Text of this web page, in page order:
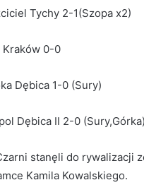
Tychy 2-1(Szopa x2)
Kraków 0-0
Dębica 1-0 (Sury)
Dębica II 2-0 (Sury,Górka)
stanęli do rywalizacji
Kamila Kowalskiego.